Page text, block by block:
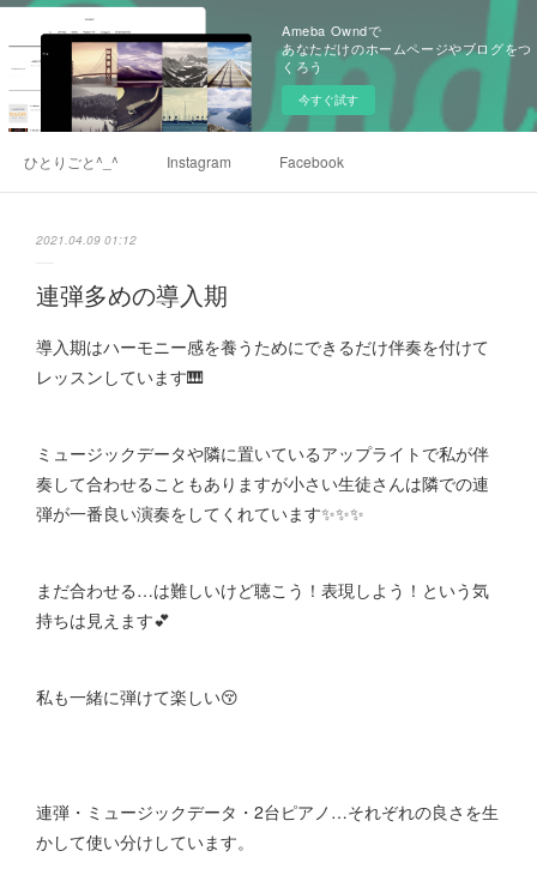
Ameba Owndで
あなただけのホームページやブログをつ
くろう
今すぐ試す
ひとりごと^_^ Instagram Facebook
2021.04.09 01:12
連弾多めの導入期
導入期はハーモニー感を養うためにできるだけ伴奏を付けて
レッスンしています🎹
ミュージックデータや隣に置いているアップライトで私が伴
奏して合わせることもありますが小さい生徒さんは隣での連
弾が一番良い演奏をしてくれています✨✨✨
まだ合わせる…は難しいけど聴こう！表現しよう！という気
持ちは見えます💕
私も一緒に弾けて楽しい😚
連弾・ミュージックデータ・2台ピアノ…それぞれの良さを生
かして使い分けしています。